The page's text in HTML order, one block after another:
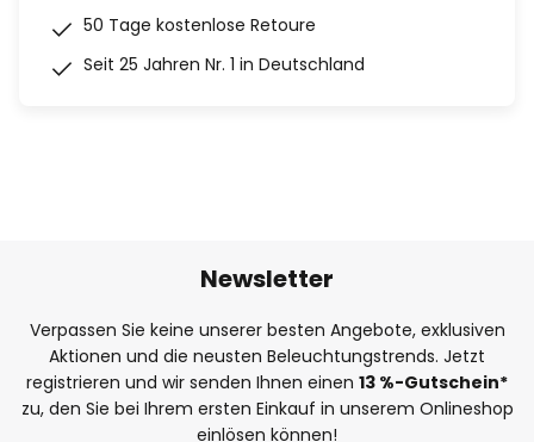
50 Tage kostenlose Retoure
Seit 25 Jahren Nr. 1 in Deutschland
Newsletter
Verpassen Sie keine unserer besten Angebote, exklusiven
Aktionen und die neusten Beleuchtungstrends. Jetzt
registrieren und wir senden Ihnen einen 13 %-Gutschein*
zu, den Sie bei Ihrem ersten Einkauf in unserem Onlineshop
einlösen können!